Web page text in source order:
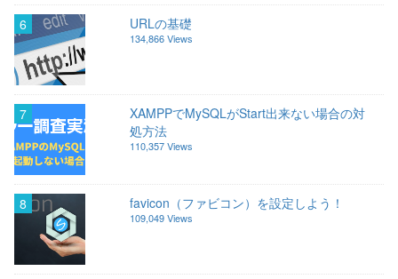
6 URLの基礎
134,866 Views
7
XAMPPでMySQLがStart出来ない場合の対
処方法
110,357 Views
8 favicon（ファビコン）を設定しよう！
109,049 Views